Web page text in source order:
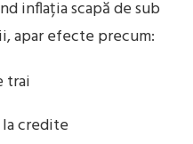
inflația scapă de sub
apar efecte precum:
trai
credite